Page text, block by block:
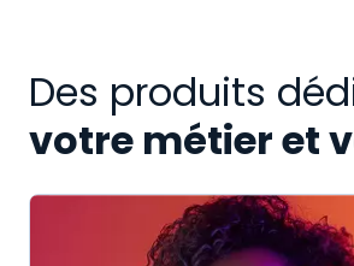
Des produits
votre métier et